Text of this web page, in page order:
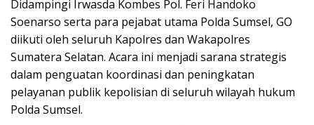
Didampingi Irwasda Kombes Pol. Feri Handoko
Soenarso serta para pejabat utama Polda Sumsel, GO
diikuti oleh seluruh Kapolres dan Wakapolres
Sumatera Selatan. Acara ini menjadi sarana strategis
dalam penguatan koordinasi dan peningkatan
pelayanan publik kepolisian di seluruh wilayah hukum
Polda Sumsel.